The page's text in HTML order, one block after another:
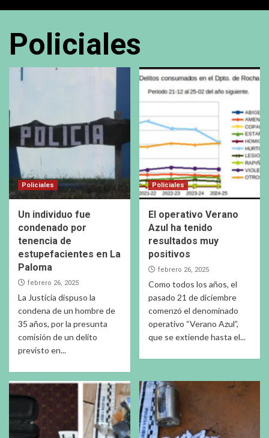
Policiales
Policiales
Un individuo fue
condenado por
tenencia de
estupefacientes en La
Paloma
febrero 26, 2025
La Justicia dispuso la
condena de un hombre de
35 años, por la presunta
comisión de un delito
previsto en...
Policiales
El operativo Verano
Azul ha tenido
resultados muy
positivos
febrero 26, 2025
Como todos los años, el
pasado 21 de diciembre
comenzó el denominado
operativo “Verano Azul”,
que se extiende hasta el...